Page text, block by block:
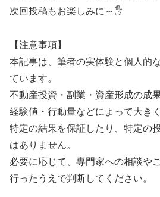
次回投稿もお楽しみに～✋
【注意事項】
本記事は、筆者の実体験と個人的
ています。
不動産投資・副業・資産形成の成
経験値・行動量などによって大き
特定の結果を保証したり、特定の
はありません。
必要に応じて、専門家への相談や
行ったうえで判断してください。